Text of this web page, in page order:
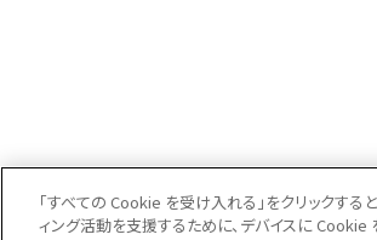
「すべての Cookie を受け入れる」をクリックする
ィング活動を支援するために、デバイスに Cookie